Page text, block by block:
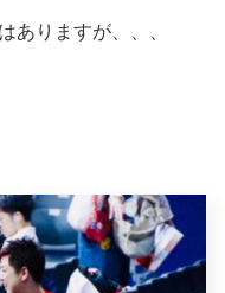
ありますが、、、